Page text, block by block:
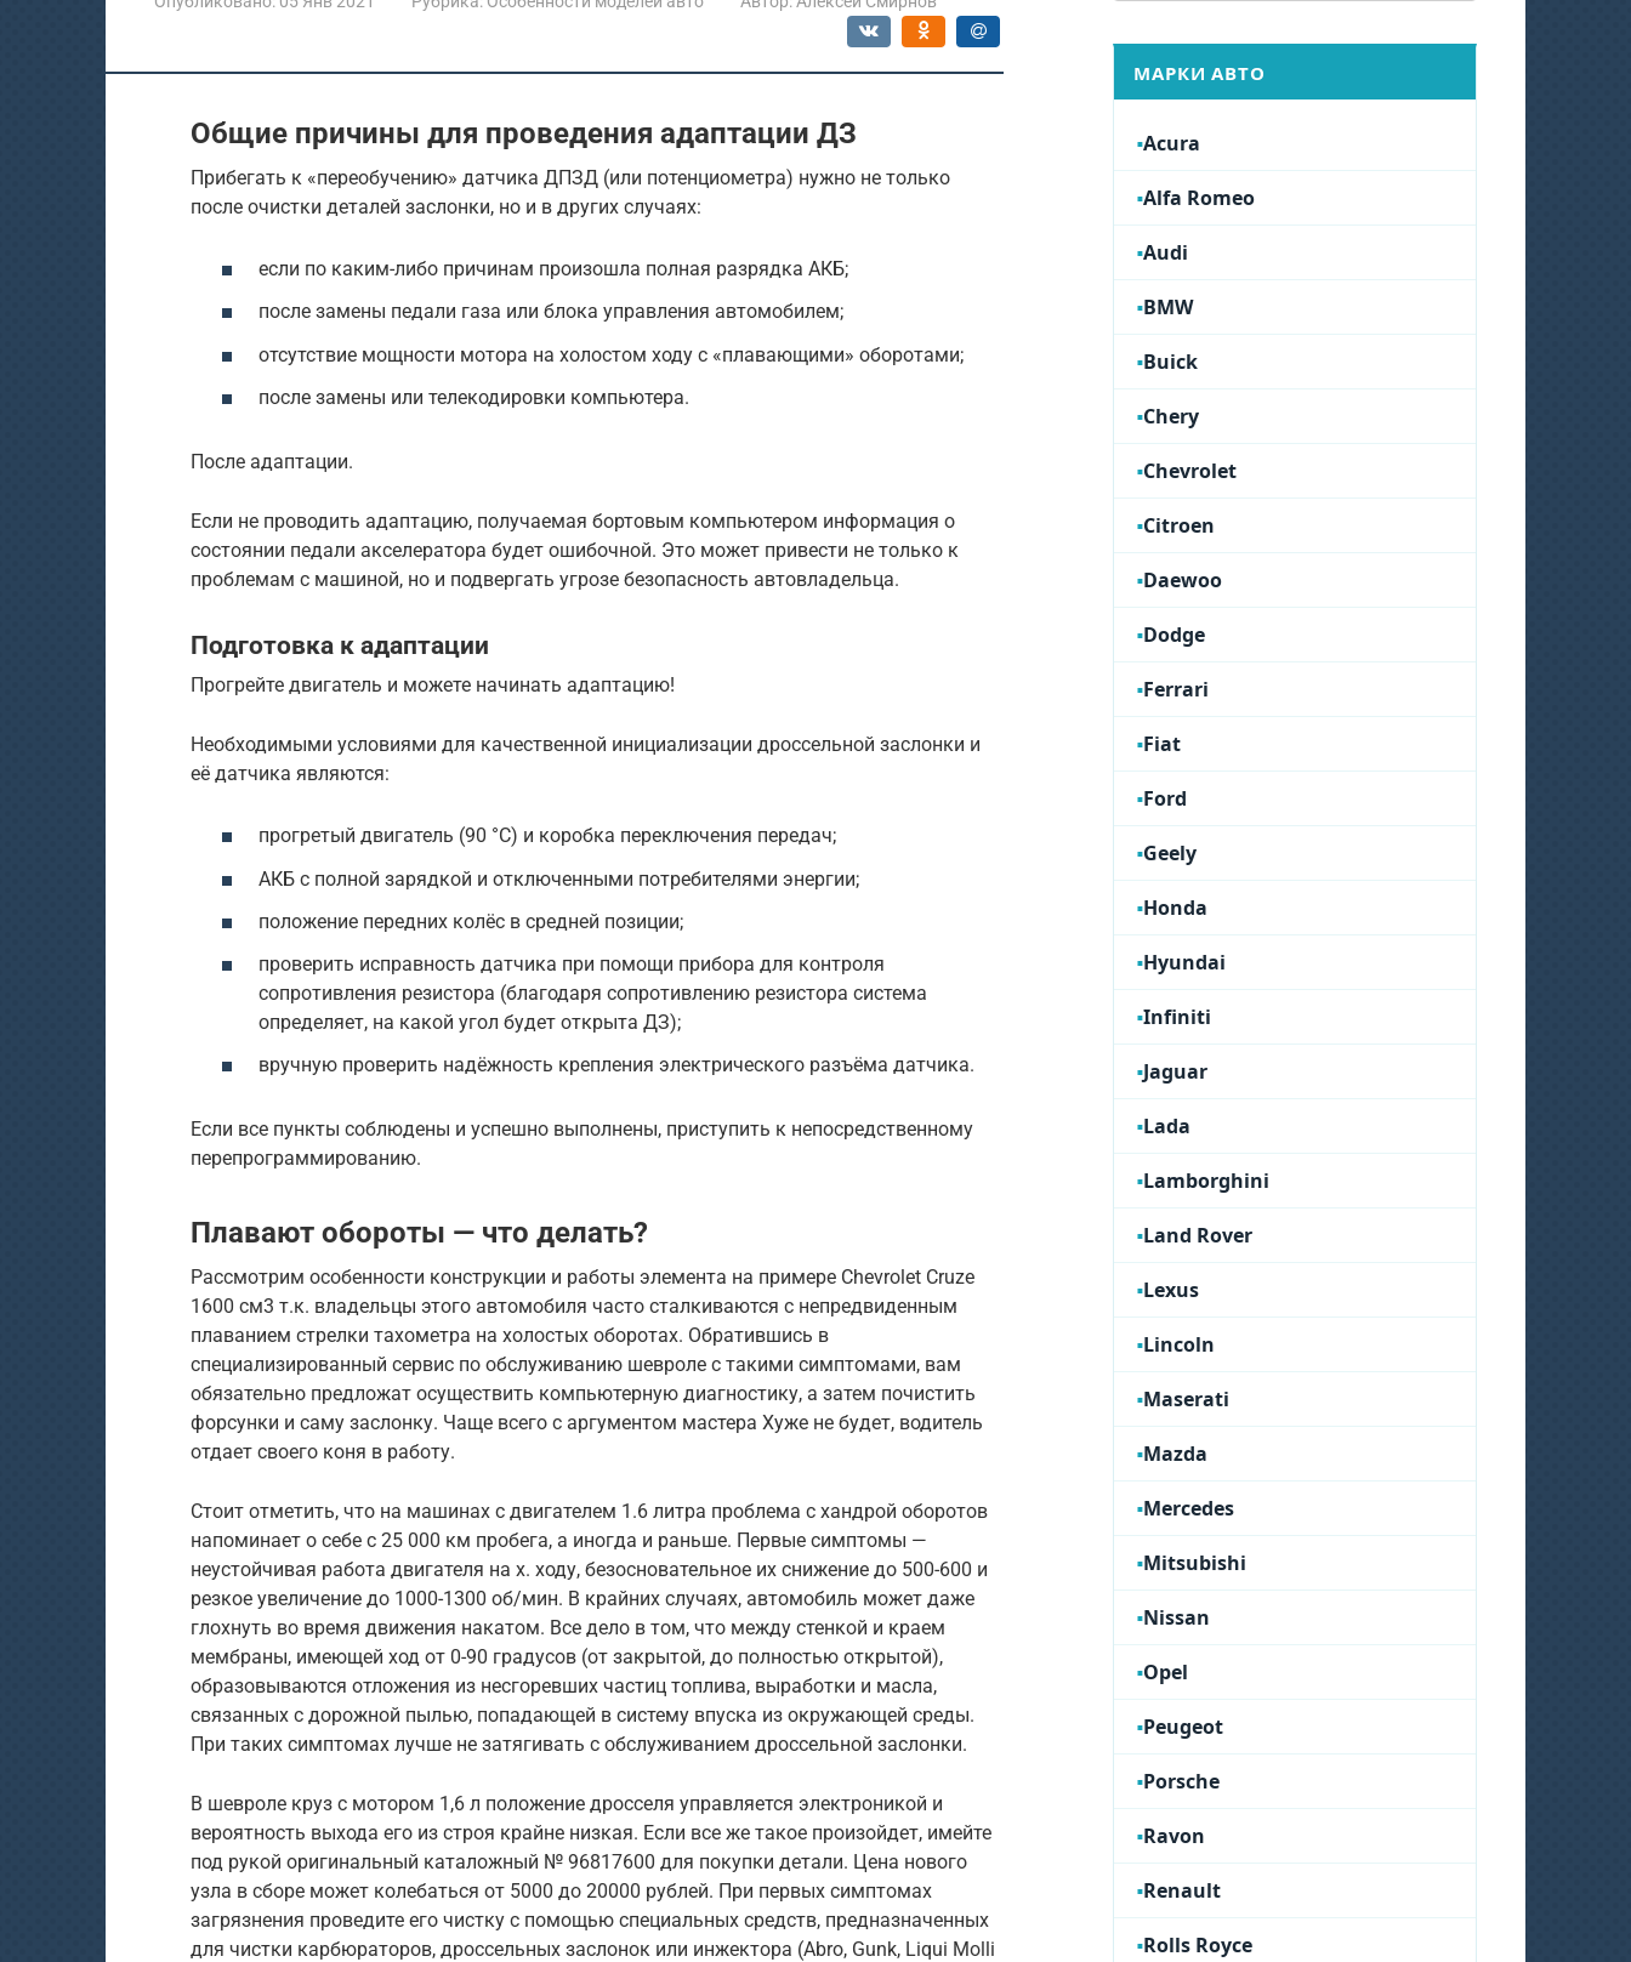
Общие причины для проведения адаптации ДЗ
Прибегать к «переобучению» датчика ДПЗД (или потенциометра) нужно не только
после очистки деталей заслонки, но и в других случаях:
если по каким-либо причинам произошла полная разрядка АКБ;
после замены педали газа или блока управления автомобилем;
отсутствие мощности мотора на холостом ходу с «плавающими» оборотами;
после замены или телекодировки компьютера.
После адаптации.
Если не проводить адаптацию, получаемая бортовым компьютером информация о
состоянии педали акселератора будет ошибочной. Это может привести не только к
проблемам с машиной, но и подвергать угрозе безопасность автовладельца.
Подготовка к адаптации
Прогрейте двигатель и можете начинать адаптацию!
Необходимыми условиями для качественной инициализации дроссельной заслонки и
её датчика являются:
прогретый двигатель (90 °C) и коробка переключения передач;
АКБ с полной зарядкой и отключенными потребителями энергии;
положение передних колёс в средней позиции;
проверить исправность датчика при помощи прибора для контроля
сопротивления резистора (благодаря сопротивлению резистора система
определяет, на какой угол будет открыта ДЗ);
вручную проверить надёжность крепления электрического разъёма датчика.
Если все пункты соблюдены и успешно выполнены, приступить к непосредственному
перепрограммированию.
Плавают обороты — что делать?
Рассмотрим особенности конструкции и работы элемента на примере Chevrolet Cruze
1600 см3 т.к. владельцы этого автомобиля часто сталкиваются с непредвиденным
плаванием стрелки тахометра на холостых оборотах. Обратившись в
специализированный сервис по обслуживанию шевроле с такими симптомами, вам
обязательно предложат осуществить компьютерную диагностику, а затем почистить
форсунки и саму заслонку. Чаще всего с аргументом мастера Хуже не будет, водитель
отдает своего коня в работу.
Стоит отметить, что на машинах с двигателем 1.6 литра проблема с хандрой оборотов
напоминает о себе с 25 000 км пробега, а иногда и раньше. Первые симптомы —
неустойчивая работа двигателя на х. ходу, безосновательное их снижение до 500-600 и
резкое увеличение до 1000-1300 об/мин. В крайних случаях, автомобиль может даже
глохнуть во время движения накатом. Все дело в том, что между стенкой и краем
мембраны, имеющей ход от 0-90 градусов (от закрытой, до полностью открытой),
образовываются отложения из несгоревших частиц топлива, выработки и масла,
связанных с дорожной пылью, попадающей в систему впуска из окружающей среды.
При таких симптомах лучше не затягивать с обслуживанием дроссельной заслонки.
В шевроле круз с мотором 1,6 л положение дросселя управляется электроникой и
вероятность выхода его из строя крайне низкая. Если все же такое произойдет, имейте
под рукой оригинальный каталожный № 96817600 для покупки детали. Цена нового
узла в сборе может колебаться от 5000 до 20000 рублей. При первых симптомах
загрязнения проведите его чистку с помощью специальных средств, предназначенных
для чистки карбюраторов, дроссельных заслонок или инжектора (Abro, Gunk, Liqui Molli
МАРКИ АВТО
Acura
Alfa Romeo
Audi
BMW
Buick
Chery
Chevrolet
Citroen
Daewoo
Dodge
Ferrari
Fiat
Ford
Geely
Honda
Hyundai
Infiniti
Jaguar
Lada
Lamborghini
Land Rover
Lexus
Lincoln
Maserati
Mazda
Mercedes
Mitsubishi
Nissan
Opel
Peugeot
Porsche
Ravon
Renault
Rolls Royce